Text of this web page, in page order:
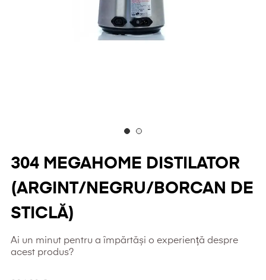
304 MEGAHOME DISTILATOR
(ARGINT/NEGRU/BORCAN DE
STICLĂ)
Ai un minut pentru a împărtăși o experiență despre
acest produs?